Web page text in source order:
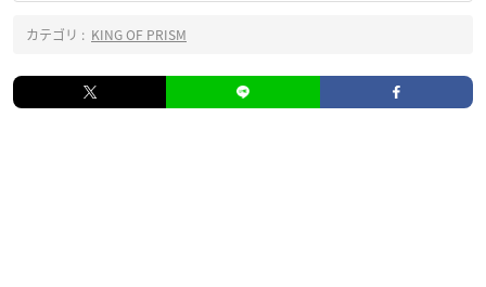
カテゴリ : KING OF PRISM